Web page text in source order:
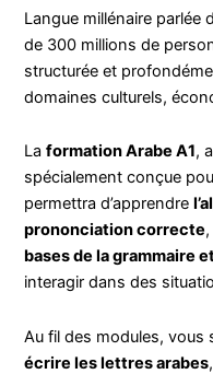
Langue millénaire parlée
de 300 millions de
structurée et
domaines culturels,
Laformation Arabe A1,
spécialement conçue
permettra d’apprendre
prononciation correcte
bases de la grammaire
interagir dans des
Au fil des modules,
écrire les lettres arabes